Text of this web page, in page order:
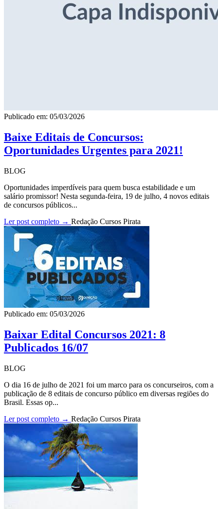
Publicado em: 05/03/2026
Baixe Editais de Concursos:
Oportunidades Urgentes para 2021!
BLOG
Oportunidades imperdíveis para quem busca estabilidade e um
salário promissor! Nesta segunda-feira, 19 de julho, 4 novos editais
de concursos públicos...
Ler post completo → Redação Cursos Pirata
Publicado em: 05/03/2026
Baixar Edital Concursos 2021: 8
Publicados 16/07
BLOG
O dia 16 de julho de 2021 foi um marco para os concurseiros, com a
publicação de 8 editais de concurso público em diversas regiões do
Brasil. Essas op...
Ler post completo → Redação Cursos Pirata